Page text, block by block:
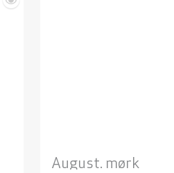
August. mørk